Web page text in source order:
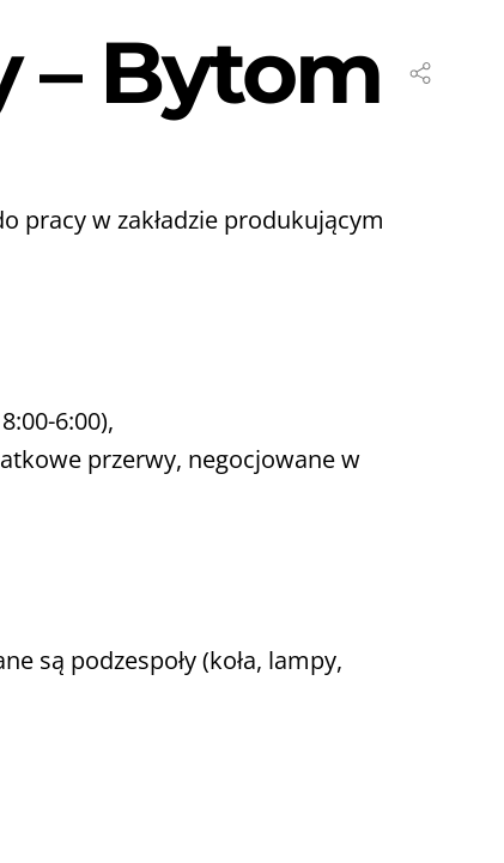
– Bytom
pracy w zakładzie produkującym
6:00),
przerwy, negocjowane w
są podzespoły (koła, lampy,